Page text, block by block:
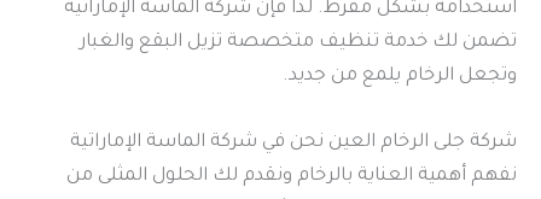
استخدامه بشكل مفرط. لذا فإن شركة الماسة الإماراتية
تضمن لك خدمة تنظيف متخصصة تزيل البقع والغبار
وتجعل الرخام يلمع من جديد.
شركة جلى الرخام العين نحن في شركة الماسة الإماراتية
نفهم أهمية العناية بالرخام ونقدم لك الحلول المثلى من